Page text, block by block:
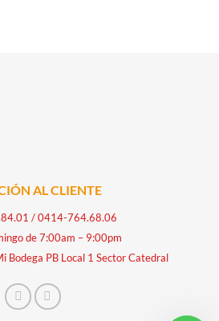
AL CLIENTE
/0414-764.68.06
de 7:00am – 9:00pm
Bodega PB Local 1 Sector Catedral